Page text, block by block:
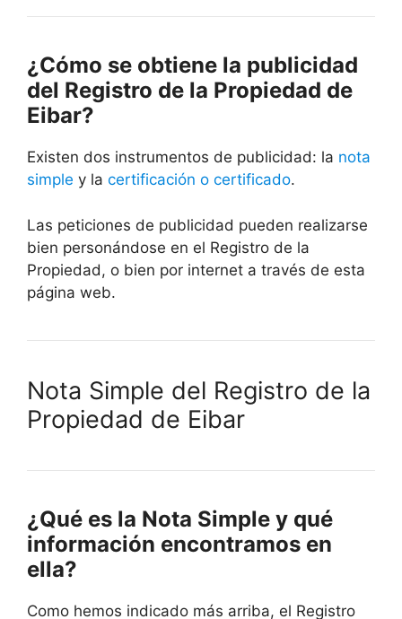
¿Cómo se obtiene la publicidad
del Registro de la Propiedad de
Eibar?
Existen dos instrumentos de publicidad: la nota
simple y la certificación o certificado.
Las peticiones de publicidad pueden realizarse
bien personándose en el Registro de la
Propiedad, o bien por internet a través de esta
página web.
Nota Simple del Registro de la
Propiedad de Eibar
¿Qué es la Nota Simple y qué
información encontramos en
ella?
Como hemos indicado más arriba, el Registro